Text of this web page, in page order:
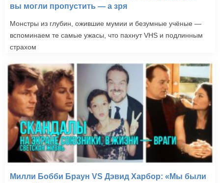
Изобретение лжи*
(2009)
вы могли пропустить — а зря
Монстры из глубин, ожившие мумии и безумные учёные —
вспоминаем те самые ужасы, что пахнут VHS и подлинным
страхом
Милли Бобби Браун VS Дэвид Харбор: «Мы были